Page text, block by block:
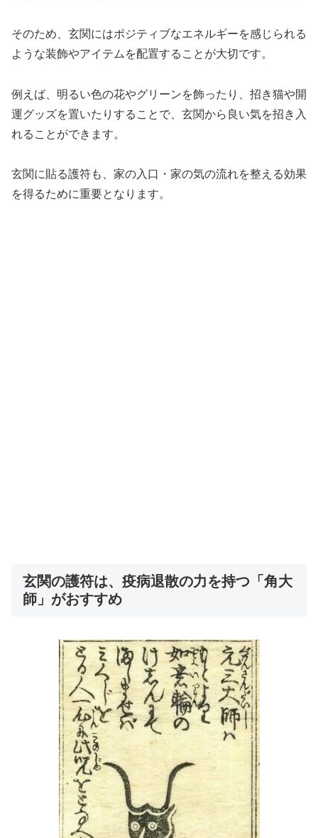
そのため、玄関にはポジティブなエネルギーを感じられる
ような装飾やアイテムを配置することが大切です。
例えば、明るい色の花やグリーンを飾ったり、招き猫や開
運グッズを置いたりすることで、玄関から良い気を招き入
れることができます。
玄関に貼る護符も、家の入口・家の気の流れを整える効果
を得るために重要となります。
玄関の護符は、疫病退散の力を持つ「角大
師」がおすすめ